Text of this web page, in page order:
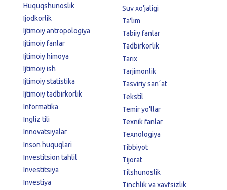
Huquqshunoslik
Ijodkorlik
Ijtimoiy antropologiya
Ijtimoiy fanlar
Ijtimoiy himoya
Ijtimoiy ish
Ijtimoiy statistika
Ijtimoiy tadbirkorlik
Informatika
Ingliz tili
Innovatsiyalar
Inson huquqlari
Investitsion tahlil
Investitsiya
Investiya
Suv xo'jaligi
Ta'lim
Tabiiy fanlar
Tadbirkorlik
Tarix
Tarjimonlik
Tasviriy sanʼat
Tekstil
Temir yo'llar
Texnik fanlar
Texnologiya
Tibbiyot
Tijorat
Tilshunoslik
Tinchlik va xavfsizlik